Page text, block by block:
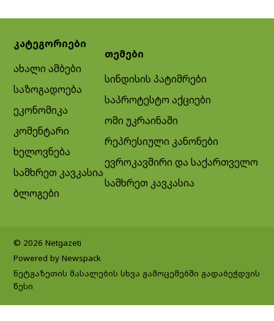
კატეგორიები
ახალი ამბები
საზოგადოება
ეკონომიკა
კომენტარი
ხელოვნება
სამხრეთ კავკასია
ბლოგები
თემები
სინდისის პატიმრები
საპროტესტო აქციები
ომი უკრაინაში
რეპრესიული კანონები
ევროკავშირი და საქართველო
სამხრეთ კავკასია
© 2026 Netgazeti
Powered by Newspack
ნეტგაზეთის მასალების სხვა გამოცემებში გადაბეჭდვის
წესი